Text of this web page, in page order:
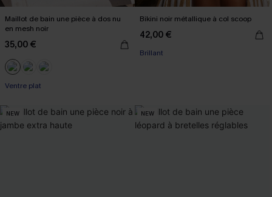
Maillot de bain une pièce à dos nu
en mesh noir
35,00 €
Ventre plat
Bikini noir métallique à col scoop
42,00 €
Brillant
NEW NEW